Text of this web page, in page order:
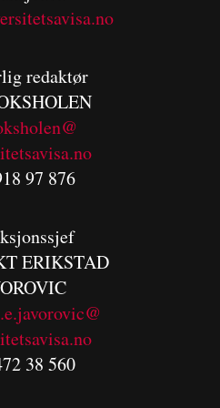
redaktør
97 876
ERIKSTAD
38 560